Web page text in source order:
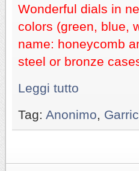
Wonderful dials in
colors (green, blue,
name: honeycomb
steel or bronze
Leggi tutto
Tag: Anonimo